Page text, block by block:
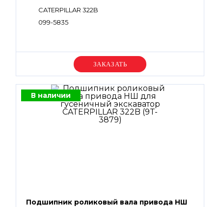
CATERPILLAR 322B
099-5835
Уточняйте цену
В наличии
Подшипник роликовый вала привода НШ